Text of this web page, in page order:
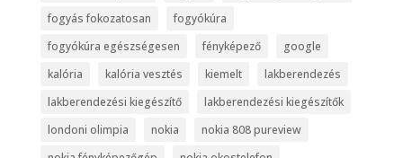
fogyás fokozatosan
fogyókúra
fogyókúra egészségesen
fényképező
google
kalória
kalória vesztés kiemelt
lakberendezés
lakberendezési kiegészítő
lakberendezési kiegészítők
londoni olimpia
nokia
nokia 808 pureview